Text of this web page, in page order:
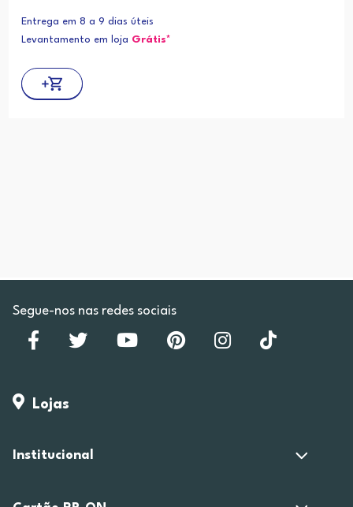
Entrega em 8 a 9 dias úteis
Levantamento em loja Grátis*
Segue-nos nas redes sociais
Lojas
Institucional